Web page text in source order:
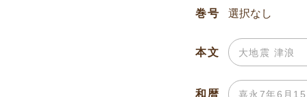
巻号
本文
和暦